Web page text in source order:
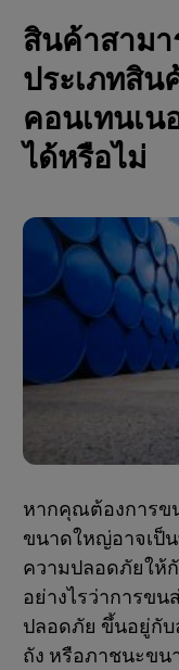
สินค้าสาม
ประเภทสิน
คอนเทนเ
ได้หรือไม่
หากคุณต้องการข
ขนาดใหญ่อาจเป็
ความปลอดภัยให้
อย่างไรว่าการขน
ปลอดภัย ขึ้นอยู่กับ
ถัง หรือภาชนะขน